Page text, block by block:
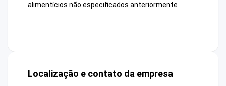
alimentícios não especificados anteriormente
Localização e contato da empresa